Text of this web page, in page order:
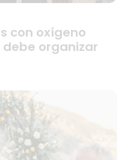
con oxígeno
organizar